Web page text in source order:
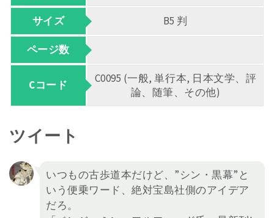
サイズ B5 判
ページ数
Cコード
C0095 (一般, 単行本, 日本文学、評
論、随筆、その他)
ツイート
いつもの古歩道本だけど、”シン・黒幕”と
いう便乗ワード、絶対宝島社側のアイデア
だろ。